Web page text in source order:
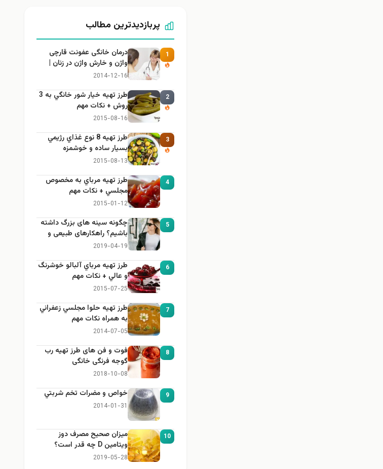
پربازدیدترین مطالب
1
درمان خانگی عفونت قارچی
واژن و خارش واژن در زنان |
راهنمای کامل، ایمن و کاربردی
2014-12-16
2
طرز تهيه خیار شور خانگي به 3
روش + نكات مهم
2015-08-16
3
طرز تهيه 8 نوع غذاي رژيمي
بسيار ساده و خوشمزه
2015-08-13
4
طرز تهيه مرباي به مخصوص
مجلسي + نكات مهم
2015-01-12
5
چگونه سینه های بزرگ داشته
باشیم؟ راهکارهای طبیعی و
خانگی برای بزرگ کردن سینه
2019-04-19
6
طرز تهيه مرباي آلبالو خوشرنگ
و عالي + نكات مهم
2015-07-25
7
طرز تهيه حلوا مجلسي زعفراني
به همراه نكات مهم
2014-07-05
8
فوت و فن های طرز تهیه رب
گوجه فرنگی خانگی
2018-10-08
9 خواص و مضرات تخم شربتي
2014-01-31
10
میزان صحیح مصرف دوز
ویتامین D چه قدر است؟
2019-05-28